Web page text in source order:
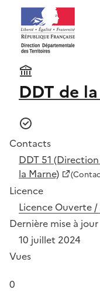
DDT de
Contacts
DDT 51
la Marne)
Licence
Licence Ouverte
Dernière mise à jour
10 juillet 2024
Vues
0